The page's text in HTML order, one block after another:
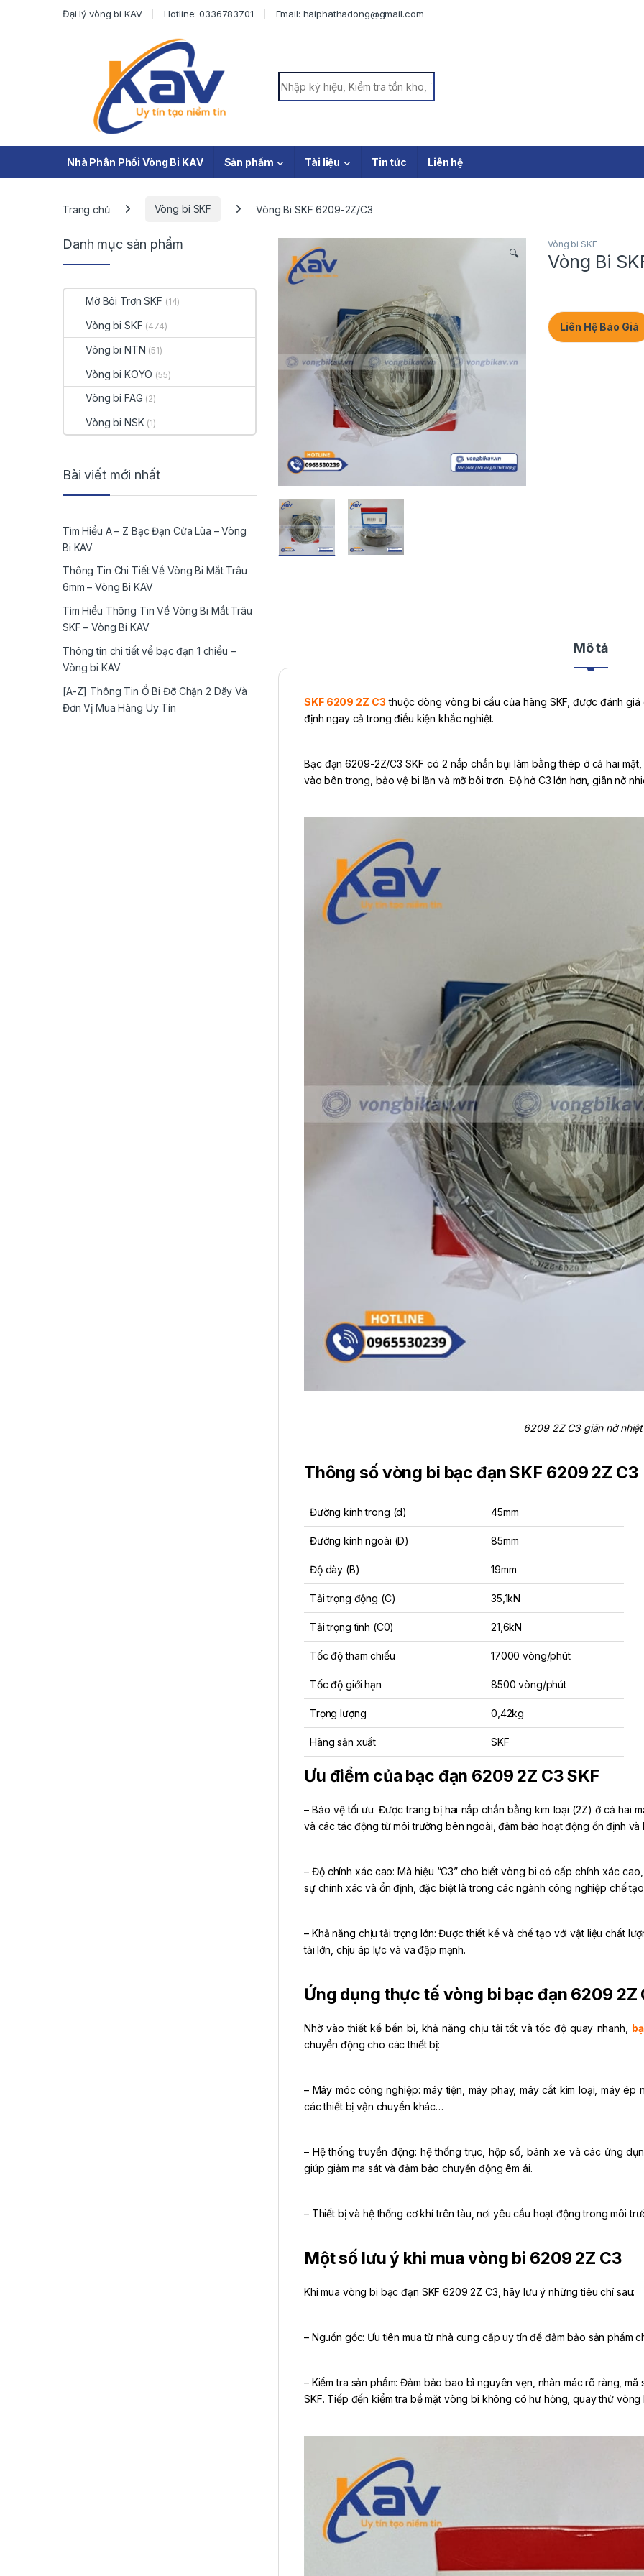
Skip to navigation
Skip to contentĐại lý vòng bi KAV Hotline: 0336783701 Email: haiphathadong@gmail.com
Search for:
Nhà Phân Phối Vòng Bi KAV Sản phẩm Tài liệu Tin tức Liên hệ
Trang chủ Vòng bi SKF Vòng Bi SKF 6209-2Z/C3
🔍
Vòng bi SKF
Vòng Bi
Liên Hệ Báo Giá
Mô tả
SKF 6209 2Z C3 thuộc dòng vòng bi cầu của hãng SKF, được đánh
định ngay cả trong điều kiện khắc nghiệt.
Bạc đạn 6209-2Z/C3 SKF có 2 nắp chắn bụi làm bằng thép ở cả hai
vào bên trong, bảo vệ bi lăn và mỡ bôi trơn. Độ hở C3 lớn hơn, giãn nở
6209 2Z C3 giãn nở
Thông số vòng bi bạc đạn SKF 6209 2Z C3
Đường kính trong (d) 45mm
Đường kính ngoài (D) 85mm
Độ dày (B) 19mm
Tải trọng động (C) 35,1kN
Tải trọng tĩnh (C0) 21,6kN
Tốc độ tham chiếu 17000 vòng/phút
Tốc độ giới hạn 8500 vòng/phút
Trọng lượng 0,42kg
Hãng sản xuất SKF
Ưu điểm của bạc đạn 6209 2Z C3 SKF
– Bảo vệ tối ưu: Được trang bị hai nắp chắn bằng kim loại (2Z) ở cả hai
và các tác động từ môi trường bên ngoài, đảm bảo hoạt động ổn định và
– Độ chính xác cao: Mã hiệu “C3” cho biết vòng bi có cấp chính xác
sự chính xác và ổn định, đặc biệt là trong các ngành công nghiệp chế
– Khả năng chịu tải trọng lớn: Được thiết kế và chế tạo với vật liệu chất
tải lớn, chịu áp lực và va đập mạnh.
Ứng dụng thực tế vòng bi bạc đạn 6209 2Z
Nhờ vào thiết kế bền bỉ, khả năng chịu tải tốt và tốc độ quay nhanh,
chuyển động cho các thiết bị:
– Máy móc công nghiệp: máy tiện, máy phay, máy cắt kim loại, máy
các thiết bị vận chuyển khác…
– Hệ thống truyền động: hệ thống trục, hộp số, bánh xe và các ứng
giúp giảm ma sát và đảm bảo chuyển động êm ái.
– Thiết bị và hệ thống cơ khí trên tàu, nơi yêu cầu hoạt động trong môi
Một số lưu ý khi mua vòng bi 6209 2Z C3
Khi mua vòng bi bạc đạn SKF 6209 2Z C3, hãy lưu ý những tiêu chí sau:
– Nguồn gốc: Ưu tiên mua từ nhà cung cấp uy tín để đảm bảo sản phẩm
– Kiểm tra sản phẩm: Đảm bảo bao bì nguyên vẹn, nhãn mác rõ ràng,
SKF. Tiếp đến kiểm tra bề mặt vòng bi không có hư hỏng, quay thử
Danh mục sản phẩm
Mỡ Bôi Trơn SKF (14)
Vòng bi SKF (474)
Vòng bi NTN (51)
Vòng bi KOYO (55)
Vòng bi FAG (2)
Vòng bi NSK (1)
Bài viết mới nhất
Tìm Hiểu A – Z Bạc Đạn Cửa Lùa – Vòng
Bi KAV
Thông Tin Chi Tiết Về Vòng Bi Mắt Trâu
6mm – Vòng Bi KAV
Tìm Hiểu Thông Tin Về Vòng Bi Mắt Trâu
SKF – Vòng Bi KAV
Thông tin chi tiết về bạc đạn 1 chiều –
Vòng bi KAV
[A-Z] Thông Tin Ổ Bi Đỡ Chặn 2 Dãy Và
Đơn Vị Mua Hàng Uy Tín